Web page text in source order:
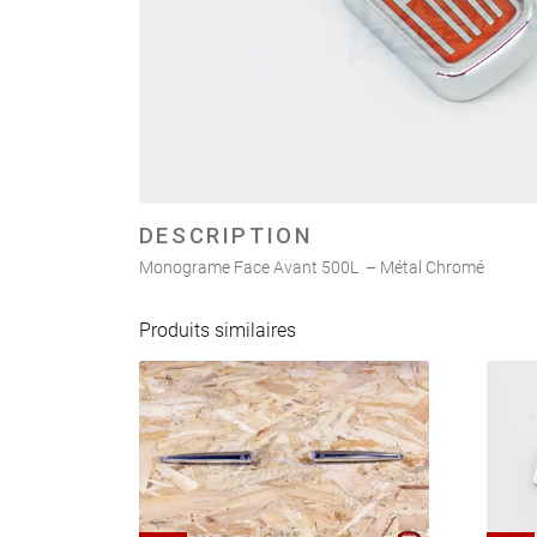
DESCRIPTION
Monograme Face Avant 500L – Métal Chromé
Produits similaires